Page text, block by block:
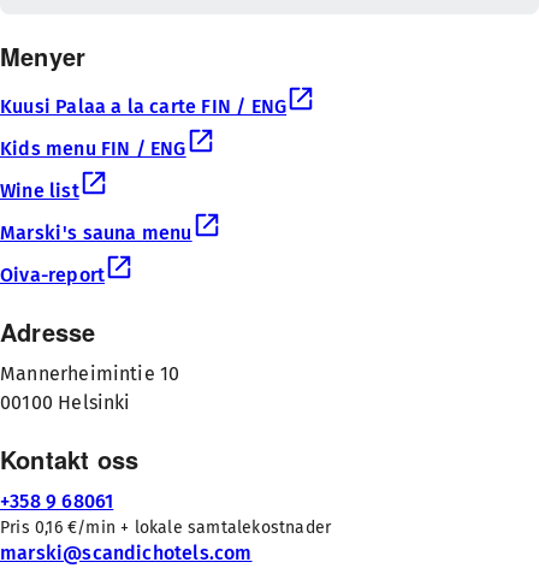
Menyer
Kuusi Palaa a la carte FIN / ENG
Kids menu FIN / ENG
Wine list
Marski's sauna menu
Oiva-report
Adresse
Mannerheimintie 10
00100 Helsinki
Kontakt oss
+358 9 68061
Pris 0,16 €/min + lokale samtalekostnader
marski@scandichotels.com